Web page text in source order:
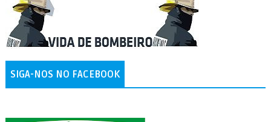
SIGA-NOS NO FACEBOOK